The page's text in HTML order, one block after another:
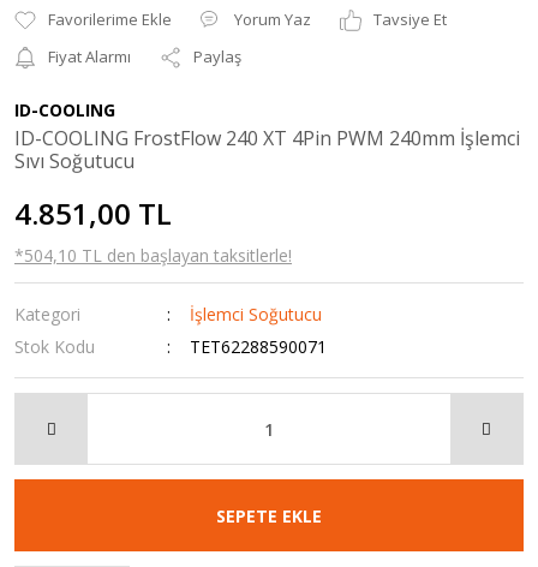
Yorum Yaz
Tavsiye Et
Fiyat Alarmı
Paylaş
ID-COOLING
ID-COOLING FrostFlow 240 XT 4Pin PWM 240mm İşlemci
Sıvı Soğutucu
4.851,00 TL
*504,10 TL den başlayan taksitlerle!
Kategori
İşlemci Soğutucu
Stok Kodu
TET62288590071
SEPETE EKLE